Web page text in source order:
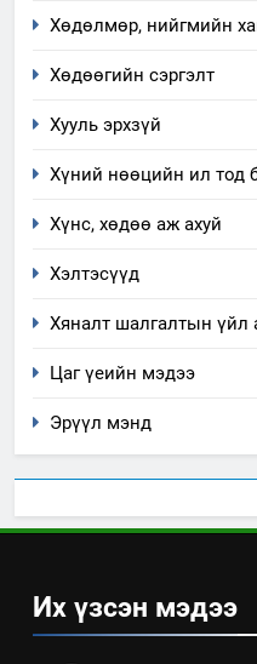
Хөдөлмөр, нийгмийн
Хөдөөгийн сэргэлт
Хууль эрхзүй
Хүний нөөцийн ил тод
Хүнс, хөдөө аж ахуй
Хэлтэсүүд
Хяналт шалгалтын үйл
Цаг үеийн мэдээ
Эрүүл мэнд
Их үзсэн мэдээ
ЗАР
3